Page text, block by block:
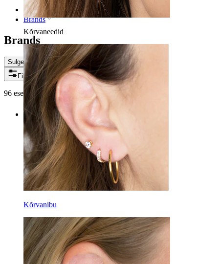
Kõrvaneedid
Kõrvanibu
Avaleht
Brands
Brands
Sulge
Filtrid
96 esemeid leitud